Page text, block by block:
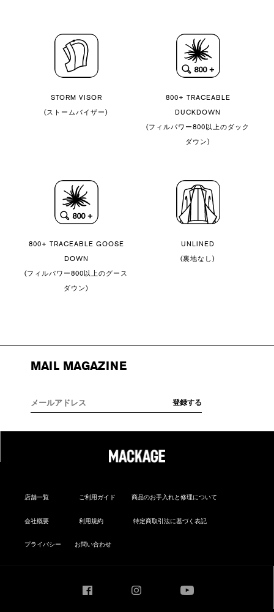
STORM VISOR
(ストームバイザー)
800+ TRACEABLE
DUCKDOWN
(フィルパワー800以上のダック
ダウン)
800+ TRACEABLE GOOSE
DOWN
(フィルパワー800以上のグース
ダウン)
UNLINED
(裏地なし)
MAIL MAGAZINE
店舗一覧 ご利用ガイド 商品のお手入れと修理について
会社概要 利用規約 特定商取引法に基づく表記
プライバシー お問い合わせ
Instagram